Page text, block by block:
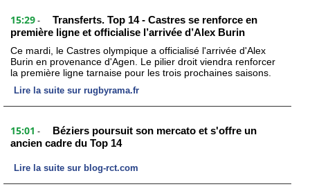
15:29 -
Transferts. Top 14 - Castres se renforce en
première ligne et officialise l’arrivée d’Alex Burin
Ce mardi, le Castres olympique a officialisé l'arrivée d'Alex
Burin en provenance d'Agen. Le pilier droit viendra renforcer
la première ligne tarnaise pour les trois prochaines saisons.
Lire la suite sur rugbyrama.fr
15:01 -
Béziers poursuit son mercato et s'offre un
ancien cadre du Top 14
Lire la suite sur blog-rct.com